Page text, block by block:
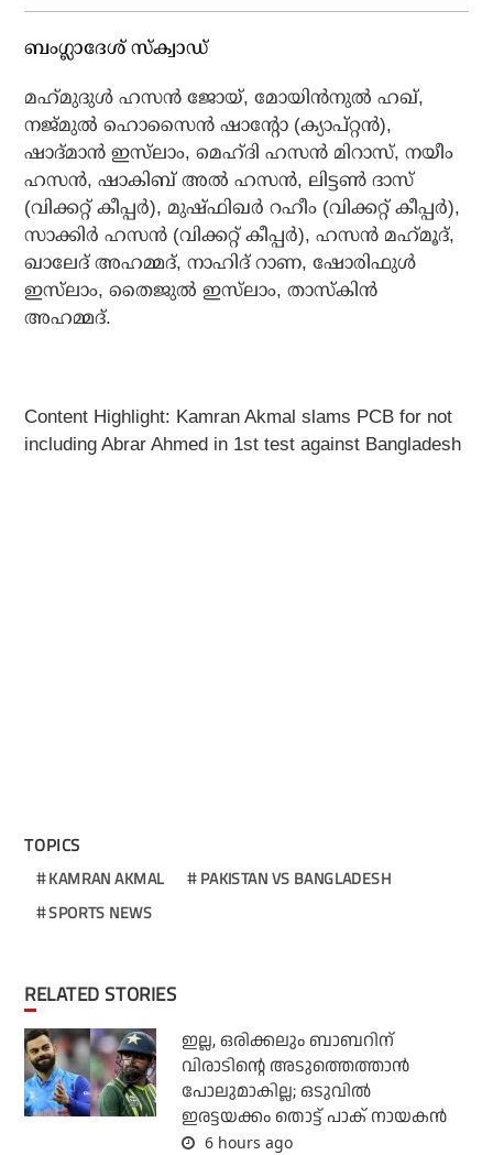
ബംഗ്ലാദേശ് സ്‌ക്വാഡ്
മഹ്‌മുദുള്‍ ഹസന്‍ ജോയ്, മോയിന്‍നുല്‍ ഹഖ്,
നജ്മുല്‍ ഹൊസൈന്‍ ഷാന്റോ (ക്യാപ്റ്റന്‍),
ഷാദ്മാന്‍ ഇസ്‌ലാം, മെഹ്ദി ഹസന്‍ മിറാസ്, നയീം
ഹസന്‍, ഷാകിബ് അല്‍ ഹസന്‍, ലിട്ടണ്‍ ദാസ്
(വിക്കറ്റ് കീപ്പര്‍), മുഷ്ഫിഖര്‍ റഹീം (വിക്കറ്റ് കീപ്പര്‍),
സാക്കിര്‍ ഹസന്‍ (വിക്കറ്റ് കീപ്പര്‍), ഹസന്‍ മഹ്‌മൂദ്,
ഖാലേദ് അഹമ്മദ്, നാഹിദ് റാണ, ഷോരിഫുള്‍
ഇസ്‌ലാം, തൈജുല്‍ ഇസ്‌ലാം, താസ്‌കിന്‍
അഹമ്മദ്.
Content Highlight: Kamran Akmal slams PCB for not
including Abrar Ahmed in 1st test against Bangladesh
TOPICS
KAMRAN AKMAL
PAKISTAN VS BANGLADESH
SPORTS NEWS
RELATED STORIES
ഇല്ല, ഒരിക്കലും ബാബറിന്
വിരാടിന്റെ അടുത്തെത്താന്‍
പോലുമാകില്ല; ഒടുവില്‍
ഇരട്ടയക്കം തൊട്ട് പാക് നായകന്‍
6 hours ago